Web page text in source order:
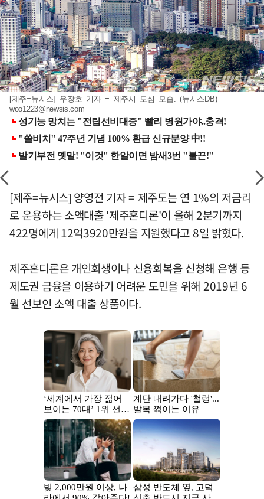
[제주=뉴시스] 우장호 기자 = 제주시 도심 모습. (뉴시스DB)
woo1223@newsis.com
[제주=뉴시스] 양영전 기자 = 제주도는 연 1%의 저금리
로 운용하는 소액대출 '제주혼디론'이 올해 2분기까지
422명에게 12억3920만원을 지원했다고 8일 밝혔다.
제주혼디론은 개인회생이나 신용회복을 신청해 은행 등
제도권 금융을 이용하기 어려운 도민을 위해 2019년 6
월 선보인 소액 대출 상품이다.